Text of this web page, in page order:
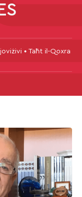
• Taħt il-Qoxra